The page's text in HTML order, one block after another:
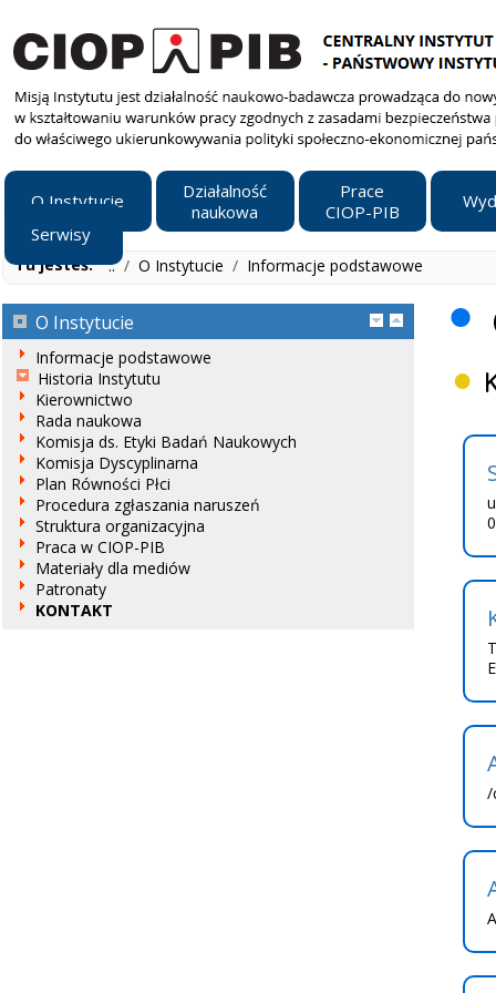
O Instytucie
Działalność
naukowa
Prace
CIOP-PIB
Serwisy
Tu jesteś: ../ O Instytucie / Informacje podstawowe
O Instytucie
Informacje podstawowe
Historia Instytutu
Kierownictwo
Rada naukowa
Komisja ds. Etyki Badań Naukowych
Komisja Dyscyplinarna
Plan Równości Płci
Procedura zgłaszania naruszeń
Struktura organizacyjna
Praca w CIOP-PIB
Materiały dla mediów
Patronaty
KONTAKT
/